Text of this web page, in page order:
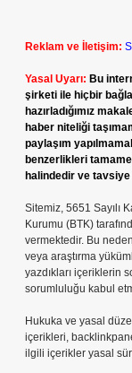
Reklam ve İletişim:
Yasal Uyarı: Bu
şirketi ile hiçbir
hazırladığımız
haber niteliği
paylaşım
benzerlikleri
halindedir ve
Sitemiz, 5651 Sayılı
Kurumu (BTK)
vermektedir. Bu
veya araştırma
yazdıkları içeriklerin
sorumluluğu kabul
Hukuka ve yasal
içerikleri,
ilgili içerikler yasal